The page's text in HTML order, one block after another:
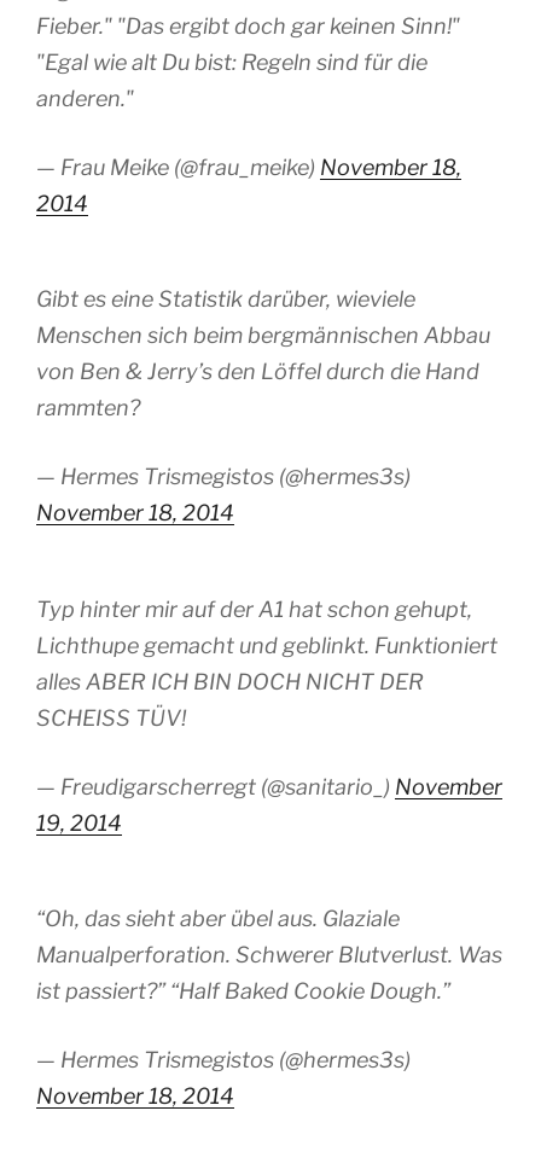
Fieber." "Das ergibt doch gar keinen Sinn!"
"Egal wie alt Du bist: Regeln sind für die
anderen."
— Frau Meike (@frau_meike) November 18,
2014
Gibt es eine Statistik darüber, wieviele
Menschen sich beim bergmännischen Abbau
von Ben & Jerry’s den Löffel durch die Hand
rammten?
— Hermes Trismegistos (@hermes3s)
November 18, 2014
Typ hinter mir auf der A1 hat schon gehupt,
Lichthupe gemacht und geblinkt. Funktioniert
alles ABER ICH BIN DOCH NICHT DER
SCHEISS TÜV!
— Freudigarscherregt (@sanitario_) November
19, 2014
“Oh, das sieht aber übel aus. Glaziale
Manualperforation. Schwerer Blutverlust. Was
ist passiert?” “Half Baked Cookie Dough.”
— Hermes Trismegistos (@hermes3s)
November 18, 2014